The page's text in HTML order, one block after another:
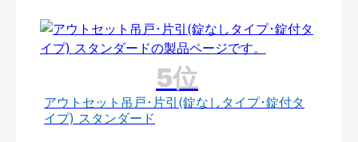
アウトセット吊戸･片引(錠なしタイプ･錠付タ
イプ) スタンダード